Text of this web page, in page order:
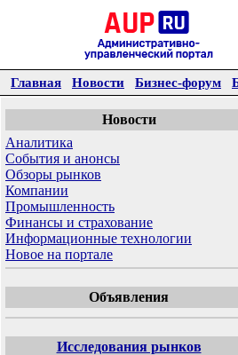
Главная Новости Бизнес-форум
Новости
Аналитика
События и анонсы
Обзоры рынков
Компании
Промышленность
Финансы и страхование
Информационные технологии
Новое на портале
Объявления
Исследования рынков